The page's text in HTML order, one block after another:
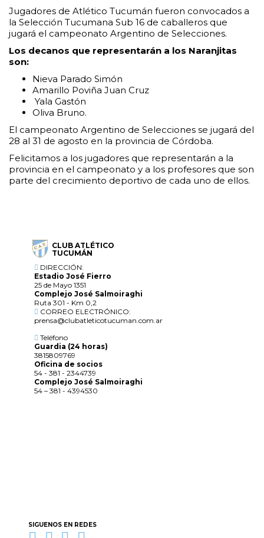
Jugadores de Atlético Tucumán fueron convocados a
la Selección Tucumana Sub 16 de caballeros que
jugará el campeonato Argentino de Selecciones.
Los decanos que representarán a los Naranjitas
son:
Nieva Parado Simón
Amarillo Poviña Juan Cruz
Yala Gastón
Oliva Bruno.
El campeonato Argentino de Selecciones se jugará del
28 al 31 de agosto en la provincia de Córdoba.
Felicitamos a los jugadores que representarán a la
provincia en el campeonato y a los profesores que son
parte del crecimiento deportivo de cada uno de ellos.
CLUB ATLÉTICO
TUCUMÁN
DIRECCIÓN:
Estadio José Fierro
25 de Mayo 1351
Complejo José Salmoiraghi
Ruta 301 - Km 0,2
CORREO ELECTRÓNICO:
prensa@clubatleticotucuman.com.ar
Teléfono
Guardia (24 horas)
3815809769
Oficina de socios
54 - 381 - 2344739
Complejo José Salmoiraghi
54 – 381 - 4394530
SIGUENOS EN REDES